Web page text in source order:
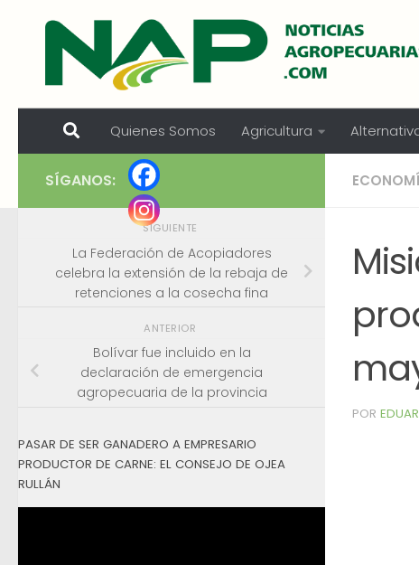
Skip to content
Quienes Somos Agricultura
POR
SÍGANOS:
SIGUIENTE
La Federación de Acopiadores
celebra la extensión de la rebaja de
retenciones a la cosecha fina
ANTERIOR
Bolívar fue incluido en la
declaración de emergencia
agropecuaria de la provincia
PASAR DE SER GANADERO A EMPRESARIO
PRODUCTOR DE CARNE: EL CONSEJO DE OJEA
RULLÁN